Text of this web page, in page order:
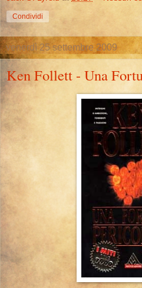
Condividi
venerdì 25 settembre 2009
Ken Follett - Una